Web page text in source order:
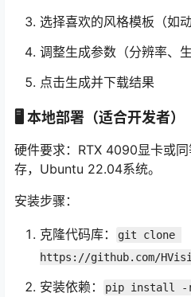
选择喜欢的风格模板（如
调整生成参数（分辨率、生
点击生成并下载结果
🖥️ 本地部署（适合开发者）
硬件要求：RTX 4090显卡或
存，Ubuntu 22.04系统。
安装步骤：
克隆代码库：
git clone
https://github.com/
安装依赖： pip install -r